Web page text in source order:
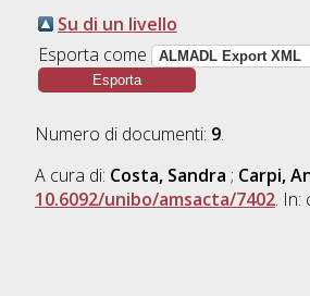
Su di un livello
Esporta come
Numero di documenti: 9.
A cura di: Costa, Sandra ; Carpi,
10.6092/unibo/amsacta/7402. In: